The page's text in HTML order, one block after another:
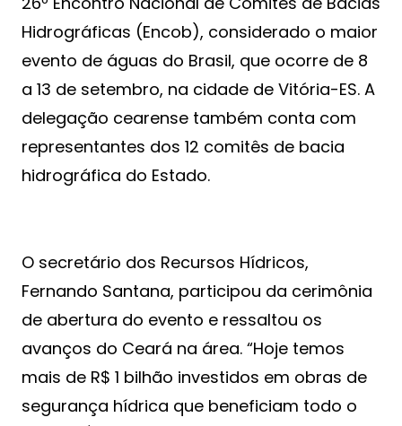
Hidrográficas (Encob), considerado o maior
evento de águas do Brasil, que ocorre de 8
a 13 de setembro, na cidade de Vitória-ES. A
delegação cearense também conta com
representantes dos 12 comitês de bacia
hidrográfica do Estado.
O secretário dos Recursos Hídricos,
Fernando Santana, participou da cerimônia
de abertura do evento e ressaltou os
avanços do Ceará na área. “Hoje temos
mais de R$ 1 bilhão investidos em obras de
segurança hídrica que beneficiam todo o